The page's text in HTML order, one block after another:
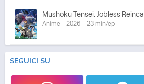
Mushoku Tensei: Jobless
Anime - 2026 - 23 min/ep
SEGUICI SU